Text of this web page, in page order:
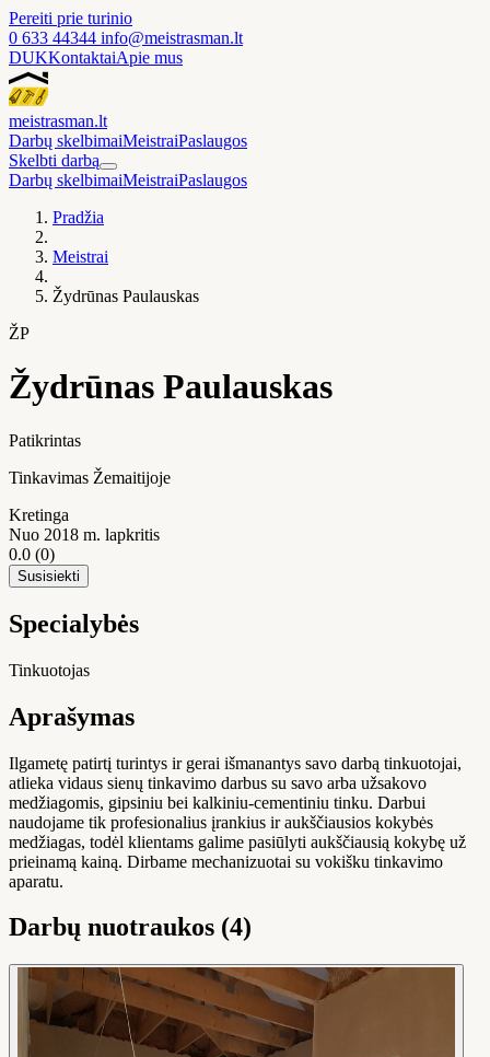
Pereiti prie turinio
0 633 44344 info@meistrasman.lt
DUKKontaktaiApie mus
meistrasman.lt
Darbų skelbimaiMeistraiPaslaugos
Skelbti darbą
Darbų skelbimaiMeistraiPaslaugos
Pradžia
Meistrai
Žydrūnas Paulauskas
ŽP
Žydrūnas Paulauskas
Patikrintas
Tinkavimas Žemaitijoje
Kretinga
Nuo 2018 m. lapkritis
0.0 (0)
Susisiekti
Specialybės
Tinkuotojas
Aprašymas
Ilgametę patirtį turintys ir gerai išmanantys savo darbą tinkuotojai,
atlieka vidaus sienų tinkavimo darbus su savo arba užsakovo
medžiagomis, gipsiniu bei kalkiniu-cementiniu tinku. Darbui
naudojame tik profesionalius įrankius ir aukščiausios kokybės
medžiagas, todėl klientams galime pasiūlyti aukščiausią kokybę už
prieinamą kainą. Dirbame mechanizuotai su vokišku tinkavimo
aparatu.
Darbų nuotraukos (4)